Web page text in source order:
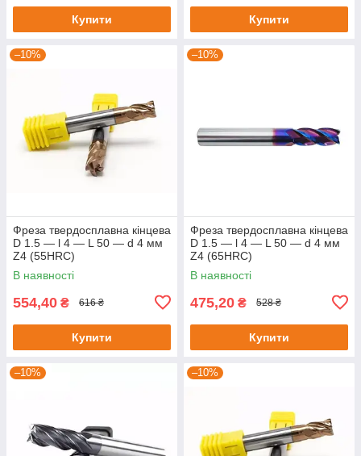
Купити Купити
–10%
Фреза твердосплавна кінцева
D 1.5 — l 4 — L 50 — d 4 мм
Z4 (55HRC)
В наявності
554,40 ₴ 616 ₴
Купити
–10%
Фреза твердосплавна кінцева
D 1.5 — l 4 — L 50 — d 4 мм
Z4 (65HRC)
В наявності
475,20 ₴ 528 ₴
Купити
–10% –10%